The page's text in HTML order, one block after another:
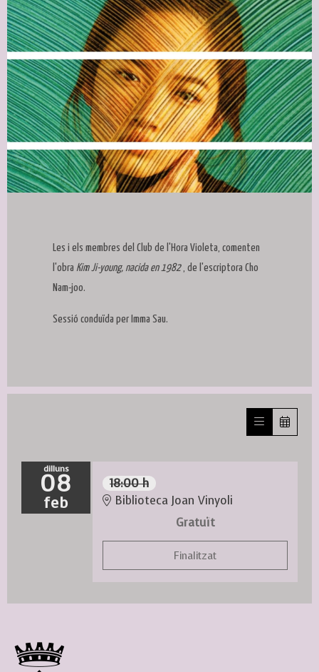
Les i els membres del Club de l'Hora Violeta, comenten
l'obra Kim Ji-young, nacida en 1982, de l'escriptora Cho
Nam-joo.
Sessió conduïda per Imma Sau.
dilluns
08
feb
18:00 h
Biblioteca Joan Vinyoli
Gratuït
Finalitzat